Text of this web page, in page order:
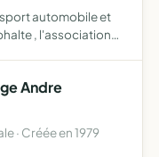
automobile et
, l'association
Andre
· Créée en 1979